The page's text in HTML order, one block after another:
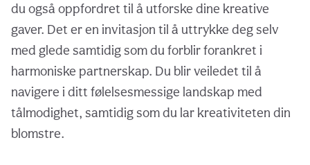
du også oppfordret til å utforske dine kreative
gaver. Det er en invitasjon til å uttrykke deg selv
med glede samtidig som du forblir forankret i
harmoniske partnerskap. Du blir veiledet til å
navigere i ditt følelsesmessige landskap med
tålmodighet, samtidig som du lar kreativiteten din
blomstre.